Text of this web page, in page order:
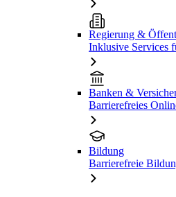
Regierung &
Inklusive Services
Banken &
Barrierefreies
Bildung
Barrierefreie